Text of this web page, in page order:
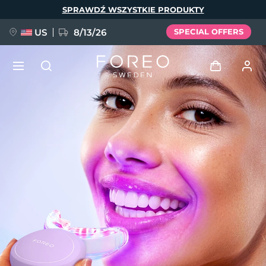
SPRAWDŹ WSZYSTKIE PRODUKTY
US 8/13/26 SPECIAL OFFERS
Zaloguj
Profil użytkownika
Moje urządzenia
Moje zamówienia
Moje adresy
Moje subskrypcje
FAQ™ Pure Beauty-Tech Elixir
BREAKING NEWS
issa™ Teeth Whitening Set
Deutsch
Español
Italiano
Português
Svenska
Русский
Türkçe
简体中文 繁體中文